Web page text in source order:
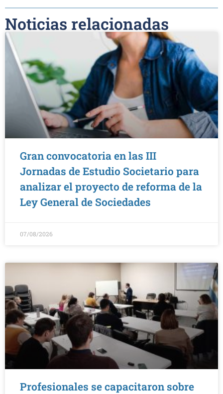
Noticias relacionadas
Gran convocatoria en las III
Jornadas de Estudio Societario para
analizar el proyecto de reforma de la
Ley General de Sociedades
07/08/2026
Profesionales se capacitaron sobre